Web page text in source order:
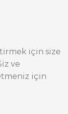
için size
ve
için